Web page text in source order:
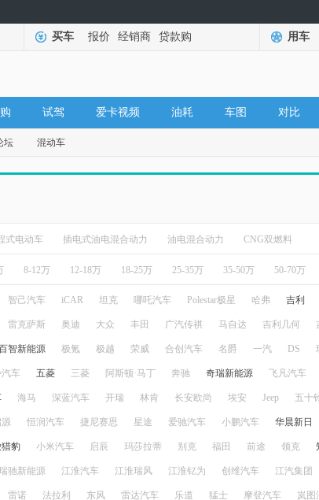
买车 报价 经销商 贷款购 用车
试驾 爱卡视频 油耗 车图 对比
坛 混动车
式电动车 插电式油电混合动力 油电混合动力 CNG双燃料
8-12万 12-18万 18-25万 25-35万 35-50万 50-70万
智己汽车 iCAR 坦克 哪吒汽车 Polestar极星 哈弗 吉利
雷克萨斯 奥迪 大众 丰田 广汽传祺 马自达 吉利几何
智新能源 极氪 极越 荣威 合创汽车 名爵 一汽 DS
汽车 五菱 三菱 阿斯顿·马丁 奔驰 奇瑞新能源 飞凡汽车
海马 深蓝汽车 开瑞 林肯 长安欧尚 埃安 Jeep 五十
恒润汽车 捷尼赛思 星途 爱驰汽车 小鹏汽车 华晨新日
豹 小米汽车 启辰 玛莎拉蒂 别克 福田 前途 领克
驰新能源 江淮汽车 江淮瑞风 江淮钇为 创维汽车 江汽集团
雷诺 法拉利 东风 雷达汽车 乐道 猛士 摩登汽车 岚图